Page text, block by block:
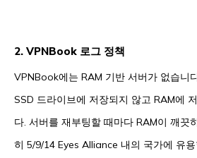
2. VPNBook 로그 정책
VPNBook에는 RAM 기반 서버가 없습니
SSD 드라이브에 저장되지 않고 RAM에
다. 서버를 재부팅할 때마다 RAM이 깨끗
히 5/9/14 Eyes Alliance 내의 국가에 유용